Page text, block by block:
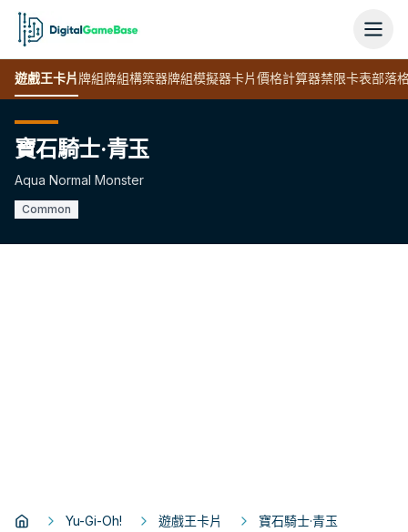
遊戲王卡片牌組牌組構築器牌組模擬器卡片價格計算器禁限卡表部落
寶石騎士·青玉
Aqua Normal Monster
Common
Yu-Gi-Oh! 遊戲王卡片 寶石騎士·青玉